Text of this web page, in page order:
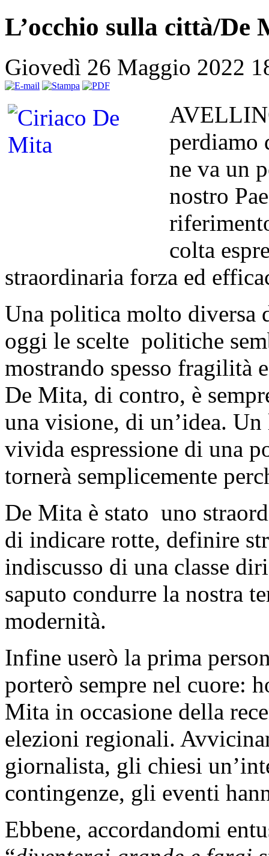
L’occhio sulla città/De
Giovedì 26 Maggio 2022
perdiamo
ne va un
nostro
colta
straordinaria forza ed
Una politica molto diversa
oggi le scelte politiche
mostrando spesso fragilità
De Mita, di contro, è
una visione, di un’idea.
vivida espressione di una
tornerà semplicemente
De Mita è stato uno
di indicare rotte, definire
indiscusso di una classe
saputo condurre la nostra
modernità.
Infine userò la prima
porterò sempre nel cuore:
Mita in occasione della
elezioni regionali.
giornalista, gli chiesi
contingenze, gli eventi
Ebbene, accordandomi